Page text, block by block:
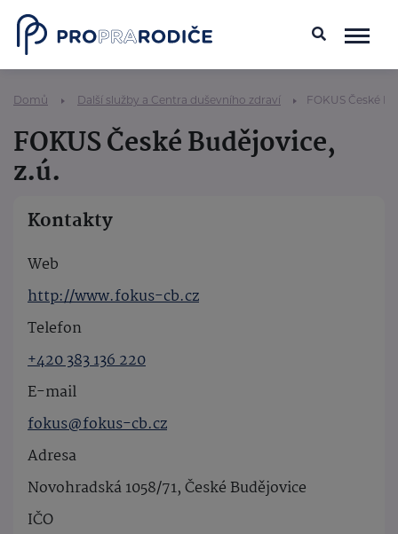
Domů Další služby a Centra duševního zdraví FOKUS České
FOKUS České Budějovice,
z.ú.
Kontakty
Web
http://www.fokus-cb.cz
Telefon
+420 383 136 220
E-mail
fokus@fokus-cb.cz
Adresa
Novohradská 1058/71, České Budějovice
IČO